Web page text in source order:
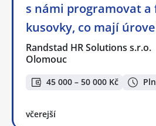
s námi programovat a
kusovky, co mají
Randstad HR Solutions s.r.o.
Olomouc
45 000 – 50 000 Kč
včerejší